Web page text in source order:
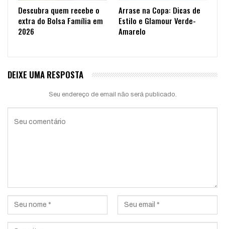
Descubra quem recebe o
extra do Bolsa Família em
2026
Arrase na Copa: Dicas de
Estilo e Glamour Verde-
Amarelo
DEIXE UMA RESPOSTA
Seu endereço de email não será publicado.